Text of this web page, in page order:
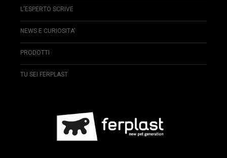
L'ESPERTO SCRIVE
NEWS E CURIOSITA'
PRODOTTI
TU SEI FERPLAST